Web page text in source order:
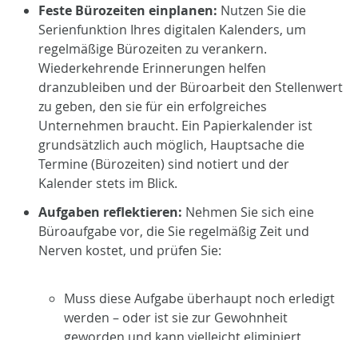
Feste Bürozeiten einplanen: Nutzen Sie die
Serienfunktion Ihres digitalen Kalenders, um
regelmäßige Bürozeiten zu verankern.
Wiederkehrende Erinnerungen helfen
dranzubleiben und der Büroarbeit den Stellenwert
zu geben, den sie für ein erfolgreiches
Unternehmen braucht. Ein Papierkalender ist
grundsätzlich auch möglich, Hauptsache die
Termine (Bürozeiten) sind notiert und der
Kalender stets im Blick.
Aufgaben reflektieren: Nehmen Sie sich eine
Büroaufgabe vor, die Sie regelmäßig Zeit und
Nerven kostet, und prüfen Sie:
Muss diese Aufgabe überhaupt noch erledigt
werden – oder ist sie zur Gewohnheit